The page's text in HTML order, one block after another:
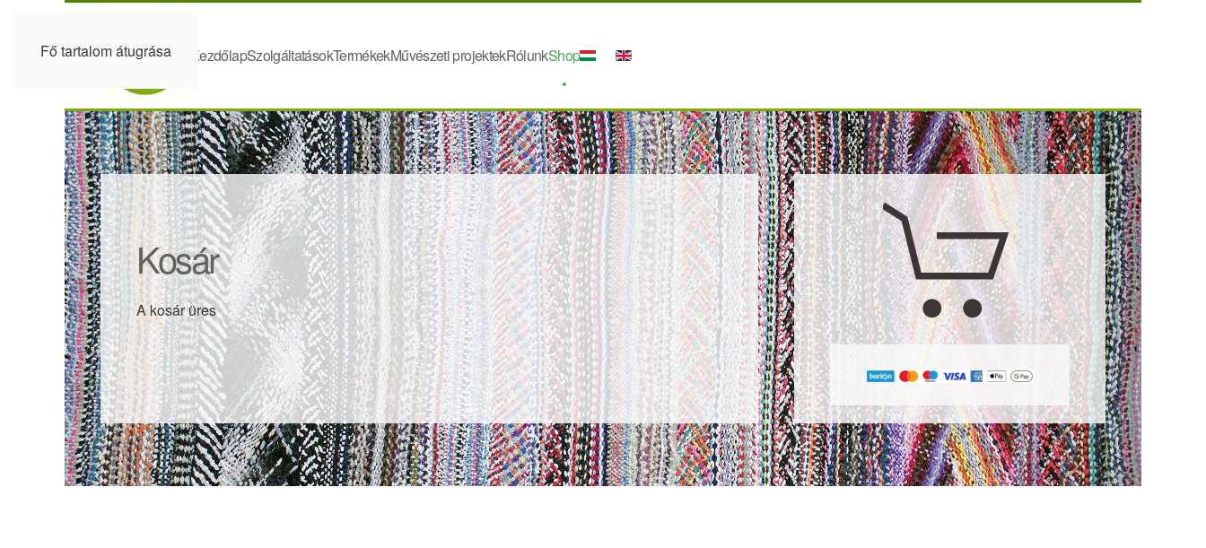
Fő tartalom átugrása KezdőlapSzolgáltatásokTermékekMűvészeti projektekRólunkShop
Kosár
A kosár üres